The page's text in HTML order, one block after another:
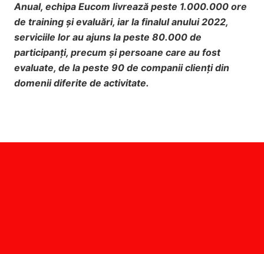
Anual, echipa Eucom livrează peste 1.000.000 ore
de training și evaluări, iar la finalul anului 2022,
serviciile lor au ajuns la peste 80.000 de
participanți, precum și persoane care au fost
evaluate, de la peste 90 de companii clienți din
domenii diferite de activitate.